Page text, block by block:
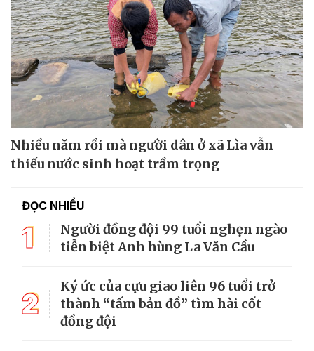
Nhiều năm rồi mà người dân ở xã Lìa vẫn
thiếu nước sinh hoạt trầm trọng
ĐỌC NHIỀU
1
Người đồng đội 99 tuổi nghẹn ngào
tiễn biệt Anh hùng La Văn Cầu
2
Ký ức của cựu giao liên 96 tuổi trở
thành “tấm bản đồ” tìm hài cốt
đồng đội